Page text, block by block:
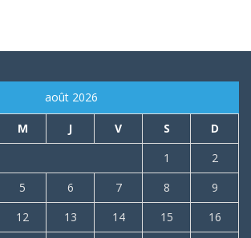
août 2026
M J V S
D
1
2
5 6 7 8
9
12 13 14 15
16